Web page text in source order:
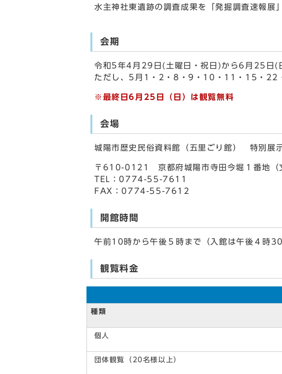
水主神社東遺跡の調査成果を「発掘調査速報展
会期
令和5年4月29日(土曜日・祝日)から6月25日(
ただし、5月1・2・8・9・10・11・15・22
※最終日6月25日（日）は観覧無料
会場
城陽市歴史民俗資料館（五里ごり館） 特別展
〒610-0121 京都府城陽市寺田今堀１番地（
TEL：0774-55-7611
FAX：0774-55-7612
開館時間
午前10時から午後５時まで（入館は午後４時30
観覧料金
種類
個人
団体観覧（20名様以上）